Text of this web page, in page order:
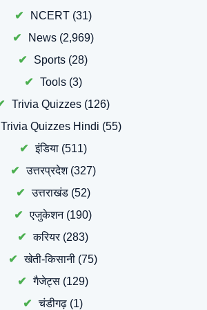
NCERT(31)
News(2,969)
Sports (28)
Tools(3)
Trivia Quizzes (126)
Trivia Quizzes Hindi (55)
इंडिया(511)
उत्तरप्रदेश(327)
उत्तराखंड(52)
एजुकेशन(190)
करियर(283)
खेती-किसानी (75)
गैजेट्स (129)
चंडीगढ़ (1)